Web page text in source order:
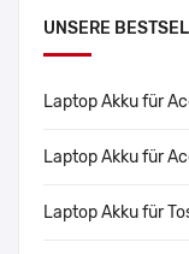
UNSERE
Laptop Akku für
Laptop Akku für
Laptop Akku für